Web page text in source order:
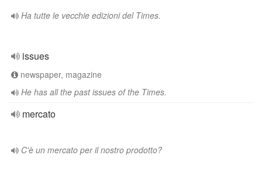
Ha tutte le vecchie edizioni del Times.
issues
newspaper, magazine
He has all the past issues of the Times.
mercato
C'è un mercato per il nostro prodotto?